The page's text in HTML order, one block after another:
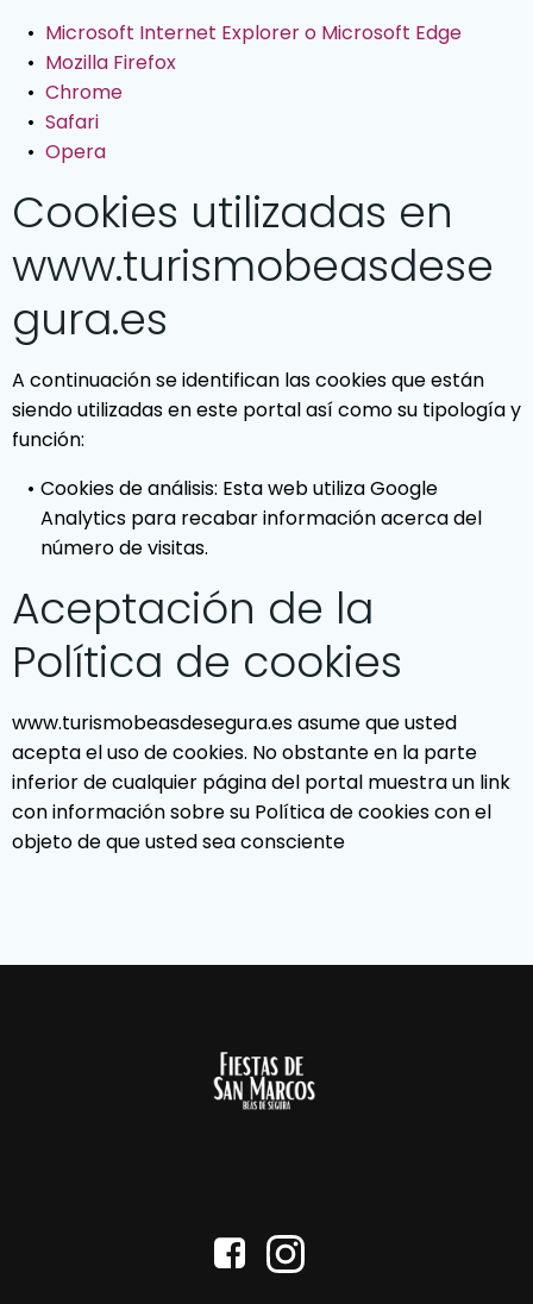
Microsoft Internet Explorer o Microsoft Edge
Mozilla Firefox
Chrome
Safari
Opera
Cookies utilizadas en
www.turismobeasdese
gura.es
A continuación se identifican las cookies que están
siendo utilizadas en este portal así como su tipología y
función:
Cookies de análisis: Esta web utiliza Google
Analytics para recabar información acerca del
número de visitas.
Aceptación de la
Política de cookies
www.turismobeasdesegura.es asume que usted
acepta el uso de cookies. No obstante en la parte
inferior de cualquier página del portal muestra un link
con información sobre su Política de cookies con el
objeto de que usted sea consciente